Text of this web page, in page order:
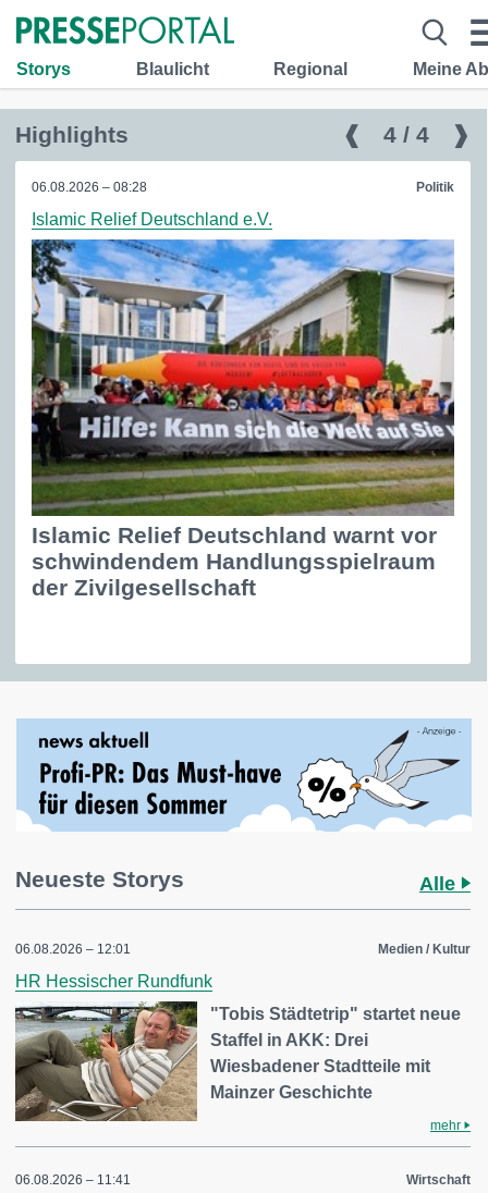
Storys Blaulicht Regional Meine
Highlights ❰ 4 / 4 ❱
06.08.2026 – 08:28 Politik
Islamic Relief Deutschland e.V.
Islamic Relief Deutschland warnt vor
schwindendem Handlungsspielraum
der Zivilgesellschaft
Neueste Storys Alle
06.08.2026 – 12:01 Medien / Kultur
HR Hessischer Rundfunk
"Tobis Städtetrip" startet neue
Staffel in AKK: Drei
Wiesbadener Stadtteile mit
Mainzer Geschichte
mehr
06.08.2026 – 11:41 Wirtschaft